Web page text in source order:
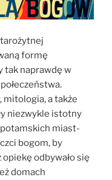
formę
tak naprawdę w
a także
niezwykle istotny
miast-
bogom, by
odbywało się
domach